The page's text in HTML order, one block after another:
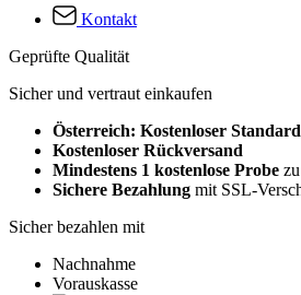
Kontakt
Geprüfte Qualität
Sicher und vertraut einkaufen
Österreich: Kostenloser
Kostenloser Rückversand
Mindestens 1 kostenlose Probe
Sichere Bezahlung mit SSL-
Sicher bezahlen mit
Nachnahme
Vorauskasse